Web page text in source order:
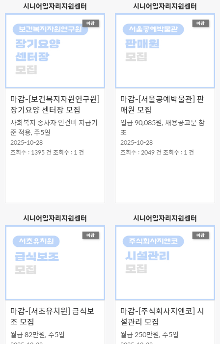
시니어일자리지원센터
마감-[보건복지자원연구원]
장기요양 센터장 모집
사회복지 종사자 인건비 지급기
준 적용, 주5일
2025-10-28
조회수 : 1395 건 조회수 : 1 건
시니어일자리지원센터
마감-[서울공예박물관] 판
매원 모집
일급 90,085원, 채용공고문 참
조
2025-10-28
조회수 : 2049 건 조회수 : 1 건
시니어일자리지원센터
마감-[서초유치원] 급식보
조 모집
월급 82만원, 주5일
시니어일자리지원센터
마감-[주식회사지엔코] 시
설관리 모집
월급 250만원, 주5일